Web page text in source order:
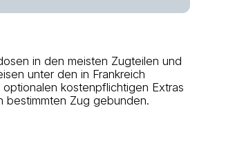
in den meisten Zugteilen und
unter den in Frankreich
kostenpflichtigen Extras
bestimmten Zug gebunden.